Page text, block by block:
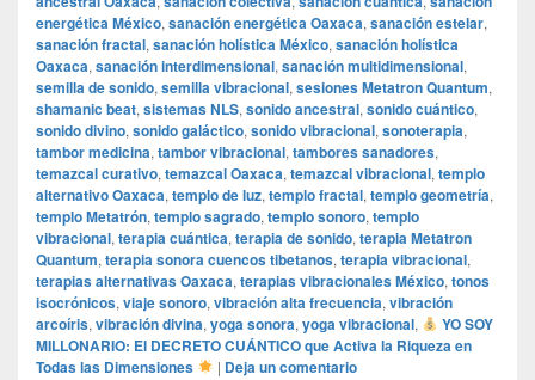
energética México, sanación energética Oaxaca, sanación estelar,
sanación fractal, sanación holística México, sanación holística
Oaxaca, sanación interdimensional, sanación multidimensional,
semilla de sonido, semilla vibracional, sesiones Metatron Quantum,
shamanic beat, sistemas NLS, sonido ancestral, sonido cuántico,
sonido divino, sonido galáctico, sonido vibracional, sonoterapia,
tambor medicina, tambor vibracional, tambores sanadores,
temazcal curativo, temazcal Oaxaca, temazcal vibracional, templo
alternativo Oaxaca, templo de luz, templo fractal, templo geometría,
templo Metatrón, templo sagrado, templo sonoro, templo
vibracional, terapia cuántica, terapia de sonido, terapia Metatron
Quantum, terapia sonora cuencos tibetanos, terapia vibracional,
terapias alternativas Oaxaca, terapias vibracionales México, tonos
isocrónicos, viaje sonoro, vibración alta frecuencia, vibración
arcoíris, vibración divina, yoga sonora, yoga vibracional,
YO SOY
MILLONARIO: El DECRETO CUÁNTICO que Activa la Riqueza en
Todas las Dimensiones
| Deja un comentario